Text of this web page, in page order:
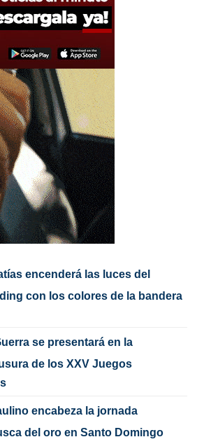
encenderá las luces del
con los colores de la bandera
se presentará en la
de los XXV Juegos
encabeza la jornada
del oro en Santo Domingo